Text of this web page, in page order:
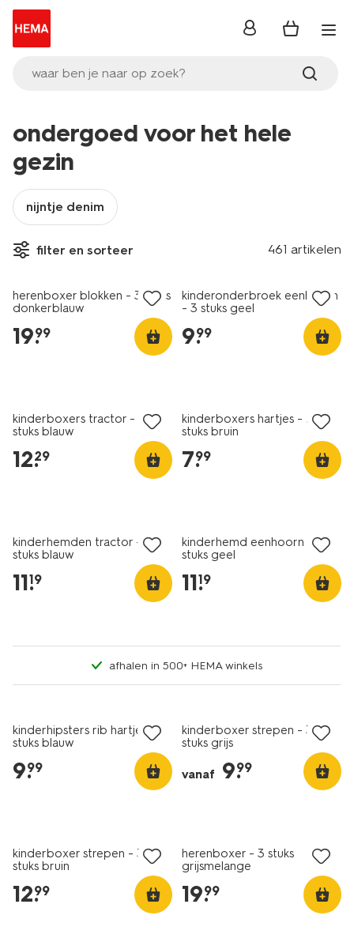
waar ben je naar op zoek?
inloggen
ondergoed voor het hele
gezin
nijntje denim
filter en sorteer 461 artikelen
2+1 gratis
herenboxer blokken - 3 stuks
donkerblauw
19.
99
kinderonderbroek eenhoorn
- 3 stuks geel
9.
99
kinderboxers tractor - 3
stuks blauw
12.
29
kinderboxers hartjes - 2
stuks bruin
7.
99
kinderhemden tractor - 2
stuks blauw
11.
19
kinderhemd eenhoorn - 2
stuks geel
11.
19
afhalen in 500+ HEMA winkels
kinderhipsters rib hartjes - 3
stuks blauw
9.
99
kinderboxer strepen - 3
stuks grijs
vanaf 9.
99
kinderboxer strepen - 3
stuks bruin
12.
99
herenboxer - 3 stuks
grijsmelange
19.
99